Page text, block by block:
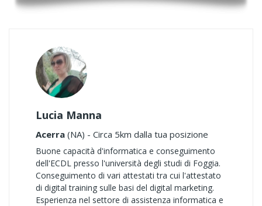
Lucia Manna
Acerra (NA) - Circa 5km dalla tua posizione
Buone capacità d'informatica e conseguimento
dell'ECDL presso l'università degli studi di Foggia.
Conseguimento di vari attestati tra cui l'attestato
di digital training sulle basi del digital marketing.
Esperienza nel settore di assistenza informatica e